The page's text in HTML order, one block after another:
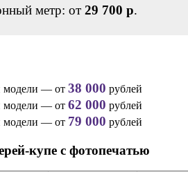
метр: от 29 700 р.
модели — от 38 000 рублей
модели — от 62 000 рублей
модели — от 79 000 рублей
купе с фотопечатью